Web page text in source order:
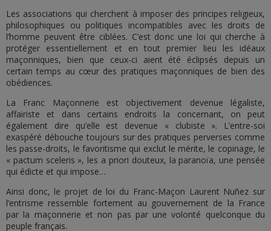
Les associations qui cherchent à imposer des principes religieux,
philosophiques ou politiques incompatibles avec les droits de
l’homme peuvent être ciblées. C’est donc une loi qui cherche à
protéger essentiellement et en tout premier lieu les idéaux
maçonniques, bien que ceux-ci aient été éclipsés depuis un
certain temps au cœur des pratiques maçonniques de bien des
obédiences.
La Franc Maçonnerie est objectivement devenue légaliste,
affairiste et dans certains endroits la concernant, on peut
également dire qu’elle est devenue « clubiste ». L’entre-soi
exaspéré débouche toujours sur des pratiques perverses comme
les passe-droits, le favoritisme qui exclut le mérite, le copinage, le
« pactum sceleris », les a priori douteux, la paranoïa, une pensée
qui édicte et qui impose…
Ainsi donc, le projet de loi du Franc-Maçon Laurent Nuñez sur
l’entrisme ressemble fortement au gouvernement de la France
par la maçonnerie et non pas par une volonté quelconque du
peuple français.